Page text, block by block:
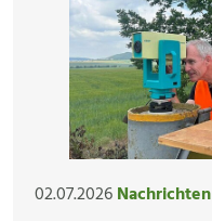
02.07.2026Nachrichten